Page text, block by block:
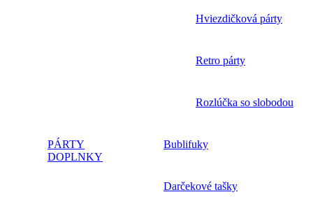
Hviezdičková párty
Retro párty
Rozlúčka so slobodou
PÁRTY
DOPLNKY
Bublifuky
Darčekové tašky